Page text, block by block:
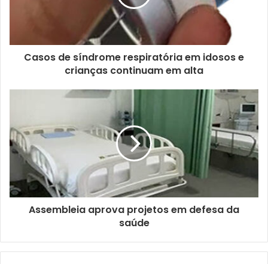
e
a
i
Casos de síndrome respiratória em idosos e
crianças continuam em alta
Assembleia aprova projetos em defesa da
saúde